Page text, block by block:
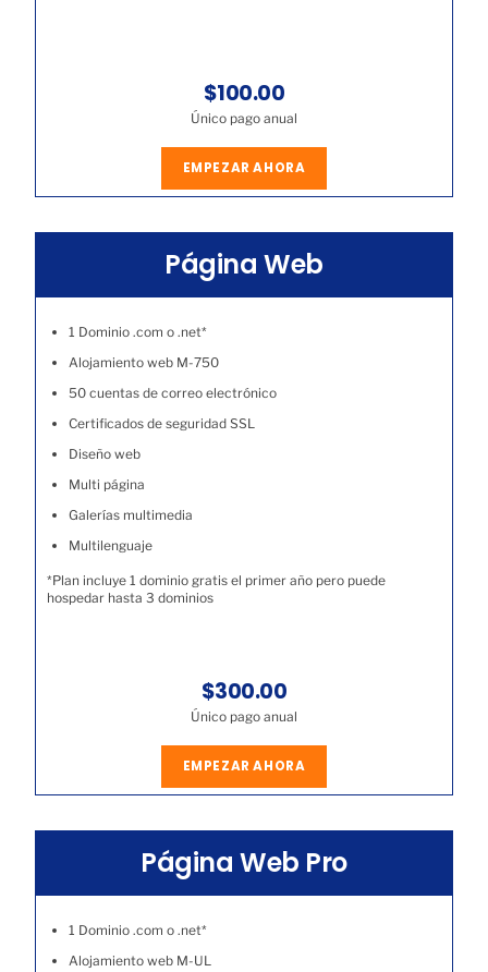
$100.00
Único pago anual
EMPEZAR AHORA
Página Web
1 Dominio .com o .net*
Alojamiento web M-750
50 cuentas de correo electrónico
Certificados de seguridad SSL
Diseño web
Multi página
Galerías multimedia
Multilenguaje
*Plan incluye 1 dominio gratis el primer año pero puede
hospedar hasta 3 dominios
$300.00
Único pago anual
EMPEZAR AHORA
Página Web Pro
1 Dominio .com o .net*
Alojamiento web M-UL